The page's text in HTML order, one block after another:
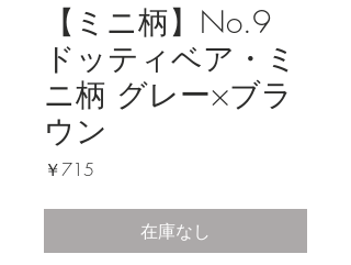
【ミニ柄】No.9
ドッティベア・ミ
ニ柄 グレー×ブラ
ウン
￥715
在庫なし